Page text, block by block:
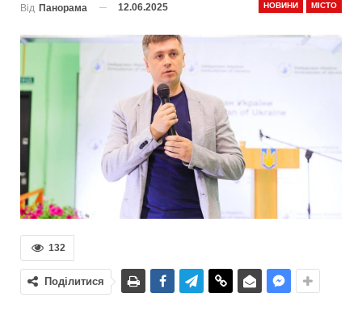
НОВИНИ МІСТО
Від Панорама 12.06.2025
132
Поділитися